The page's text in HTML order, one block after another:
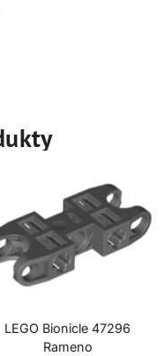
LEGO Bionicle 47296
Rameno